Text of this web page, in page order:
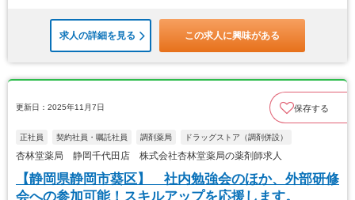
求人の詳細を見る この求人に興味がある
更新日：2025年11月7日 保存する
正社員 契約社員・嘱託社員 調剤薬局 ドラッグストア（調剤併設）
杏林堂薬局 静岡千代田店 株式会社杏林堂薬局の薬剤師求人
【静岡県静岡市葵区】 社内勉強会のほか、外部研修
会への参加可能！スキルアップを応援します。